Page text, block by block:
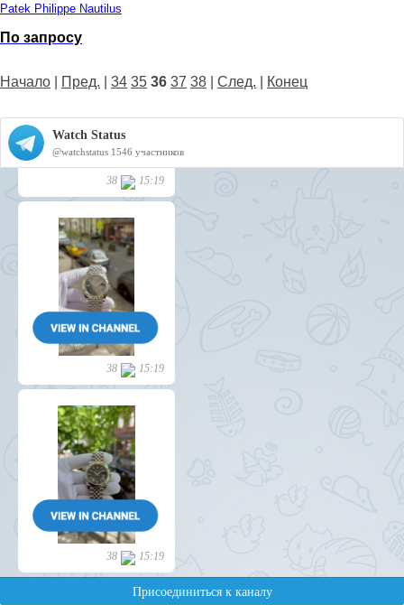
Patek Philippe Nautilus
По запросу
Начало Пред. 34 35 36 37 38 След. Конец